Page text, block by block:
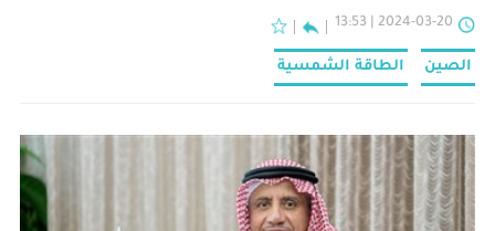
2024-03-20 | 13:53
الصين الطاقة الشمسية